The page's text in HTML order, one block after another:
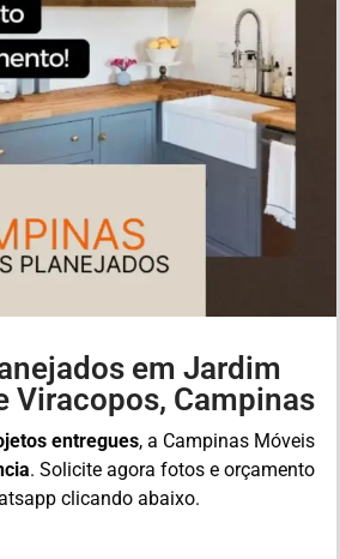
em Jardim
Viracopos, Campinas
entregues, a Campinas Móveis
. Solicite agora fotos e orçamento
clicando abaixo.